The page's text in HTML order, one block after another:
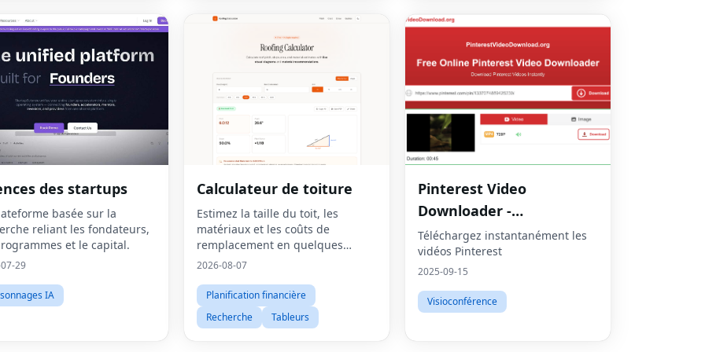
des startups
basée sur la
reliant les fondateurs,
et le capital.
29
IA
Calculateur de toiture
Estimez la taille du toit, les
matériaux et les coûts de
remplacement en quelques
minutes
2026-08-07
Planification financière
Recherche
Tableurs
Pinterest Video
Downloader -
Télécharger des vidéos
HD en ligne
Téléchargez instantanément les
vidéos Pinterest
2025-09-15
Visioconférence